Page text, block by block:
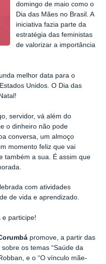
domingo de maio como o
Dia das Mães no Brasil. A
iniciativa fazia parte da
estratégia das feministas
de valorizar a importância
melhor data para o
Unidos. O Dia das
servidor, vá além do
o dinheiro não pode
conversa, um almoço
momento feliz que vai
também a sua. É assim que
com atividades
de vida e aprendizado.
e participe!
promove, a partir das
os temas “Saúde da
e o “O vínculo mãe-